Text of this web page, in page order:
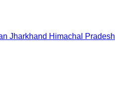
Jharkhand Himachal Pradesh